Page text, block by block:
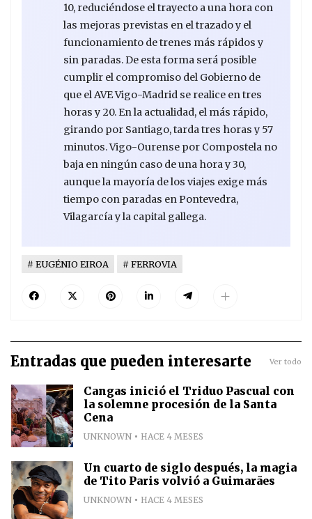
10, reduciéndose el trayecto a una hora con
las mejoras previstas en el trazado y el
funcionamiento de trenes más rápidos y
sin paradas. De esta forma será posible
cumplir el compromiso del Gobierno de
que el AVE Vigo-Madrid se realice en tres
horas y 20. En la actualidad, el más rápido,
girando por Santiago, tarda tres horas y 57
minutos. Vigo-Ourense por Compostela no
baja en ningún caso de una hora y 30,
aunque la mayoría de los viajes exige más
tiempo con paradas en Pontevedra,
Vilagarcía y la capital gallega.
EUGÉNIO EIROA FERROVIA
Entradas que pueden interesarte Ver todo
Cangas inició el Triduo Pascual con
la solemne procesión de la Santa
Cena
UNKNOWN HACE 4 MESES
Un cuarto de siglo después, la magia
de Tito Paris volvió a Guimarães
UNKNOWN HACE 4 MESES